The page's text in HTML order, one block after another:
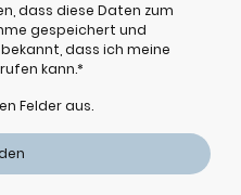
dass diese Daten zum
gespeichert und
dass ich meine
kann.*
Felder aus.